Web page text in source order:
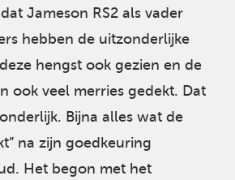
Jameson RS2 als vader
hebben de uitzonderlijke
hengst ook gezien en de
ook veel merries gedekt. Dat
Bijna alles wat de
na zijn goedkeuring
Het begon met het